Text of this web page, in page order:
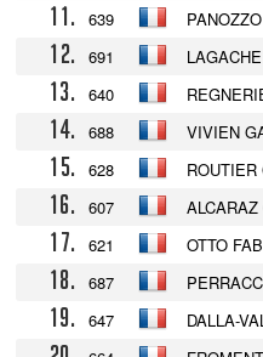
11. 639
12. 691
13. 640
14. 688 VIVIEN
15. 628 ROUTIER
16. 607
17. 621 OTTO
18. 687
19. 647 DALLA-